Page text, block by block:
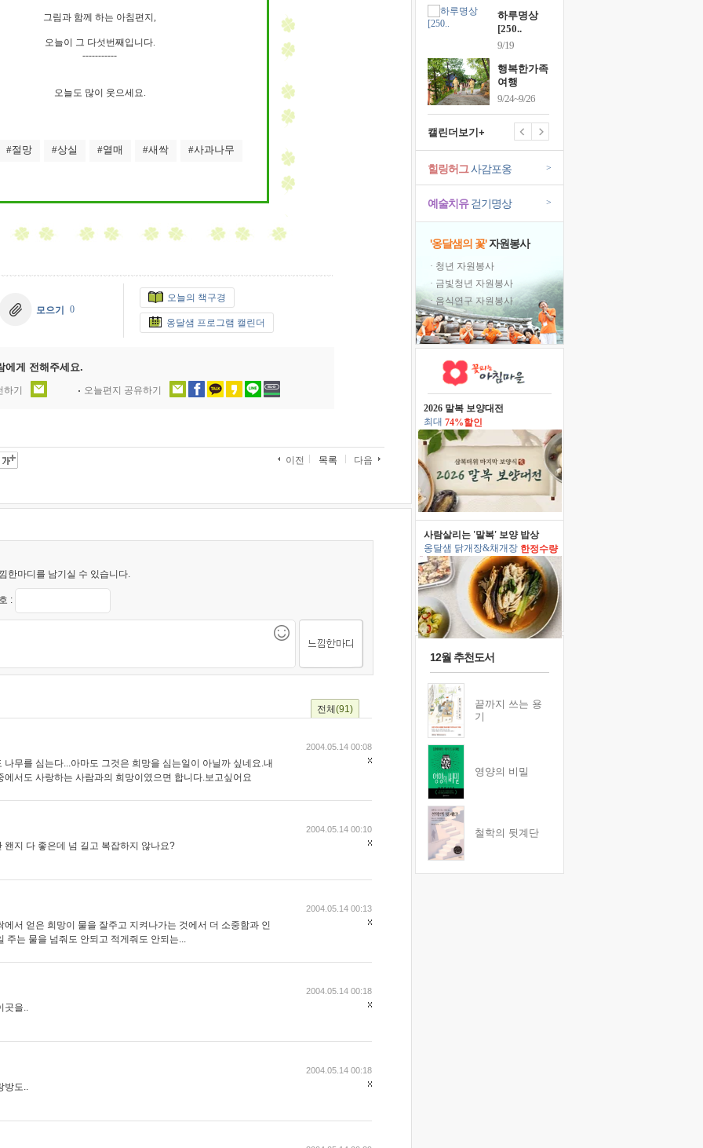
그림과 함께 하는 아침편지,
오늘이 그 다섯번째입니다.
-----------
오늘도 많이 웃으세요.
#절망 #상실 #열매 #새싹 #사과나무
모으기 0
오늘의 책구경
옹달샘 프로그램 캘린더
에게 전해주세요.
기 오늘편지 공유하기
이전 목록 다음
한마디를 남기실 수 있습니다.
:
전체 (91)
무를 심는다...아마도 그것은 희망을 심는일이 아닐까 싶네요.내
서도 사랑하는 사람과의 희망이였으면 합니다.보고싶어요
2004.05.14 00:08
왠지 다 좋은데 넘 길고 복잡하지 않나요?
2004.05.14 00:10
서 얻은 희망이 물을 잘주고 지켜나가는 것에서 더 소중함과 인
주는 물을 넘줘도 안되고 적게줘도 안되는...
2004.05.14 00:13
곳을..
2004.05.14 00:18
방도..
2004.05.14 00:18
하루명상
[250..
9/19
행복한가족
여행
9/24~9/26
캘린더보기+
예술치유걷기명상 >
힐링허그사감포옹 >
'옹달샘의 꽃'자원봉사
· 청년 자원봉사
· 금빛청년 자원봉사
· 음식연구 자원봉사
2026 말복 보양대전
최대 74%할인
사람살리는 '말복' 보양 밥상
옹달샘 닭개장&채개장 한정수량
12월 추천도서
끝까지 쓰는 용
기
영양의 비밀
철학의 뒷계단